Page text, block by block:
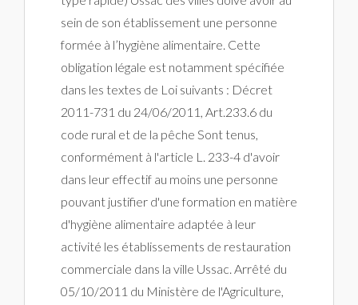
sein de son établissement une personne
formée à l’hygiène alimentaire. Cette
obligation légale est notamment spécifiée
dans les textes de Loi suivants : Décret
2011-731 du 24/06/2011, Art.233.6 du
code rural et de la pêche Sont tenus,
conformément à l'article L. 233-4 d'avoir
dans leur effectif au moins une personne
pouvant justifier d'une formation en matière
d'hygiène alimentaire adaptée à leur
activité les établissements de restauration
commerciale dans la ville Ussac. Arrêté du
05/10/2011 du Ministère de l'Agriculture,